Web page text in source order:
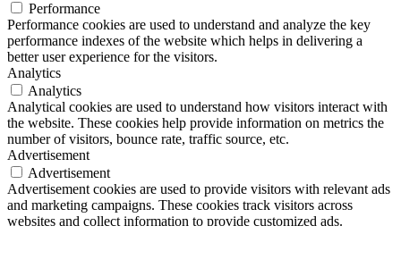
Performance
Performance cookies are used to understand and analyze the key
performance indexes of the website which helps in delivering a
better user experience for the visitors.
Analytics
Analytics
Analytical cookies are used to understand how visitors interact with
the website. These cookies help provide information on metrics the
number of visitors, bounce rate, traffic source, etc.
Advertisement
Advertisement
Advertisement cookies are used to provide visitors with relevant ads
and marketing campaigns. These cookies track visitors across
websites and collect information to provide customized ads.